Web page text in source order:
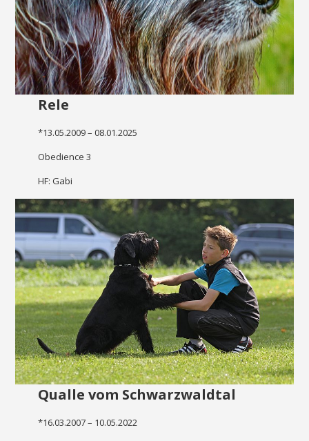
Rele
*13.05.2009 – 08.01.2025
Obedience 3
HF: Gabi
Qualle vom Schwarzwaldtal
*16.03.2007 – 10.05.2022